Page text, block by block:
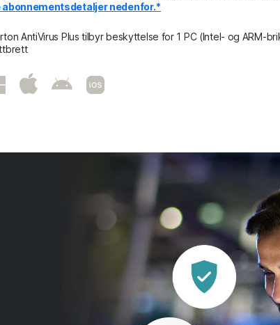
abonnementsdetaljer nedenfor.*
AntiVirus Plus tilbyr beskyttelse for 1 PC (Intel- og ARM-